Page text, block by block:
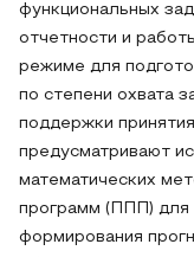
функциональных
отчетности и
режиме для
по степени охвата
поддержки
предусматривают
математических
программ (ППП) для
формирования